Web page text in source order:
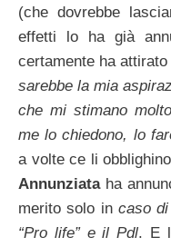
(che dovrebbe
effetti lo ha già
certamente ha attirato
sarebbe la mia
che mi stimano
me lo chiedono, lo
a volte ce li
Annunziataha
merito solo in caso
“Pro life” e il Pdl. E